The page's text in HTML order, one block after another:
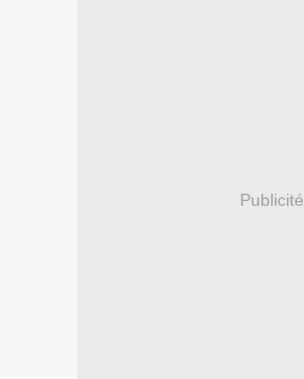
Publicité